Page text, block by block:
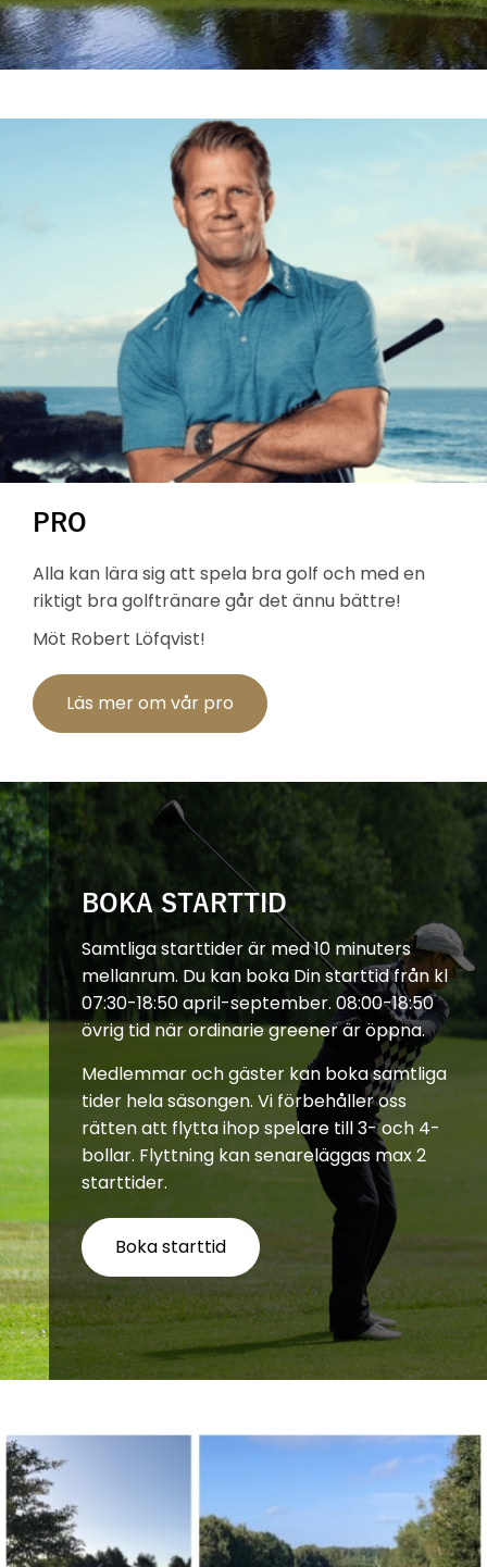
PRO
Alla kan lära sig att spela bra golf och med en
riktigt bra golftränare går det ännu bättre!
Möt Robert Löfqvist!
Läs mer om vår pro
BOKA STARTTID
Samtliga starttider är med 10 minuters
mellanrum. Du kan boka Din starttid från kl
07:30-18:50 april-september. 08:00-18:50
övrig tid när ordinarie greener är öppna.
Medlemmar och gäster kan boka samtliga
tider hela säsongen. Vi förbehåller oss
rätten att flytta ihop spelare till 3- och 4-
bollar. Flyttning kan senareläggas max 2
starttider.
Boka starttid